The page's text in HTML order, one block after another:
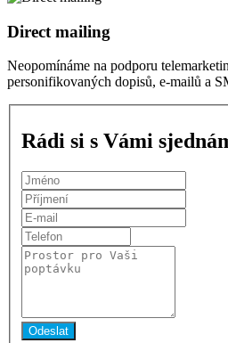
Direct mailing
Neopomínáme na podporu
personifikovaných dopisů, e-mailů a
Rádi si s Vámi